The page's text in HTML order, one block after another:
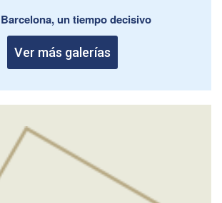
un tiempo decisivo
Ver más galerías